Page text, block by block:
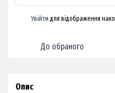
Увійти для відображення
До обраного
Опис